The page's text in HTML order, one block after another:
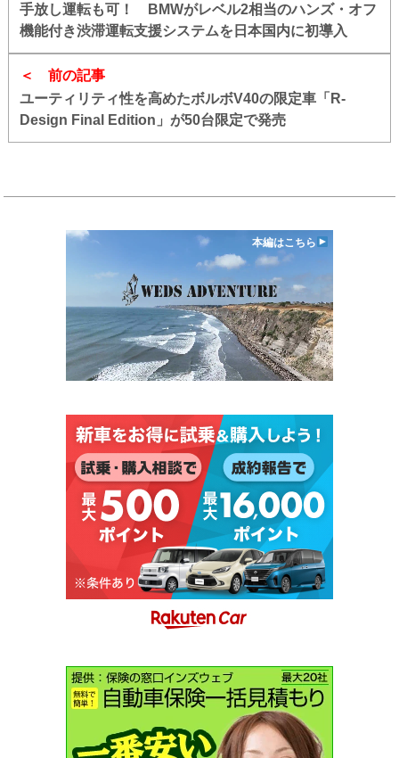
前の記事
ユーティリティ性を高めたボルボV40の限定車「R-
Design Final Edition」が50台限定で発売
手放し運転も可！ BMWがレベル2相当のハンズ・オフ
機能付き渋滞運転支援システムを日本国内に初導入
本編はこちら